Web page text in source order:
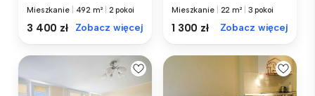
Mieszkanie 492 m² 2 pokoi
3 400 zł Zobacz więcej
Mieszkanie 22 m² 3 pokoi
1 300 zł Zobacz więcej